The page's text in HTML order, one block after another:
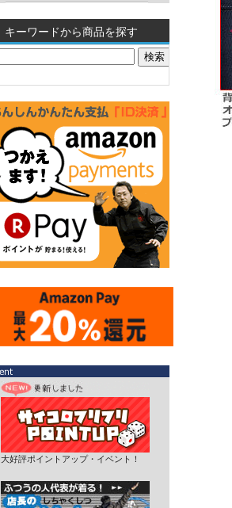
キーワードから商品を探す
大好評ポイントアップ・イベント！